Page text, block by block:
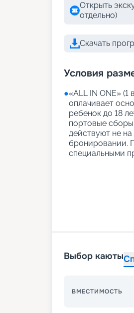
Открыть
отдельно)
Скачать
Условия
●«АLL IN ONE» (1
оплачивает
ребенок до 18
портовые
действуют не
бронировании.
специальными
Выбор каюты
ВМЕСТИМОСТЬ